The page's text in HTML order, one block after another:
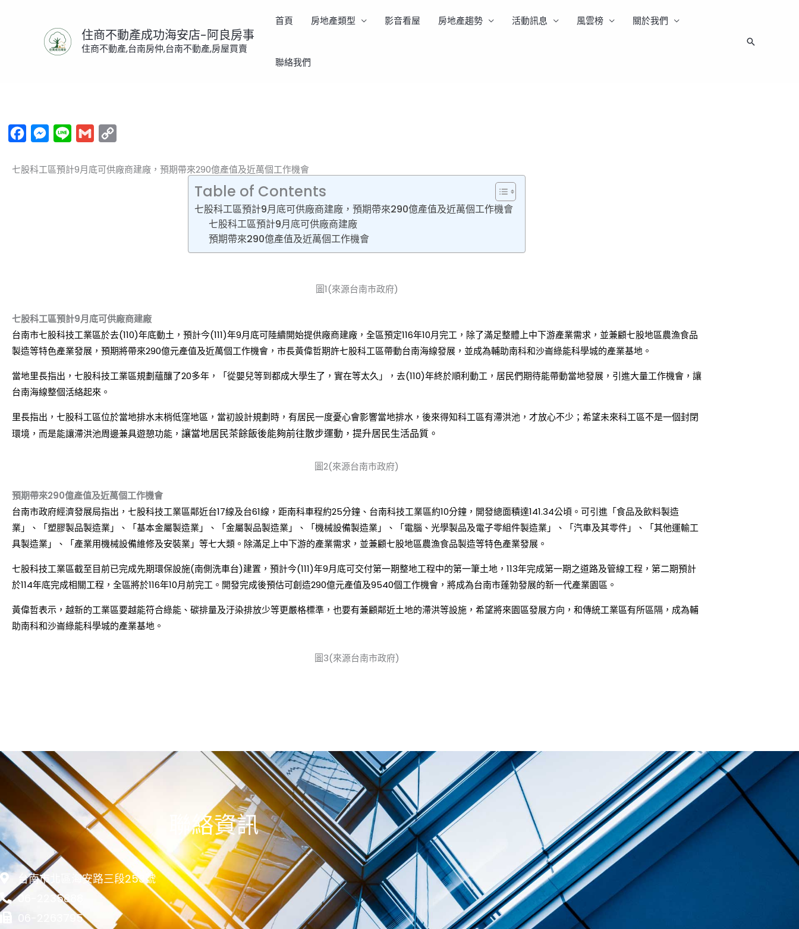
住商不動產成功海安店-阿良房事
住商不動產,台南房仲,台南不動產,房屋買賣
首頁 房地產類型 影音看屋 房地產趨勢 活動訊息 風雲榜 關於我們
聯絡我們
搜
FacebookMessenger
Line Gmail
七股科工區預計9月底可供廠商建廠，預期帶來290億產值及近萬個工作機會
Table of Contents
七股科工區預計9月底可供廠商建廠，預期帶來290億產值及近萬個工作機會
七股科工區預計9月底可供廠商建廠
預期帶來290億產值及近萬個工作機會
圖1(來源台南市政府)
七股科工區預計9月底可供廠商建廠
台南市七股科技工業區於去(110)年底動土，預計今(111)年9月底可陸續開始提供廠商建廠，全區預定116年10月完工，除了滿足整體上中下游產業需求，並兼顧七股地區農漁食品
製造等特色產業發展，預期將帶來290億元產值及近萬個工作機會，市長黃偉哲期許七股科工區帶動台南海線發展，並成為輔助南科和沙崙綠能科學城的產業基地。
當地里長指出，七股科技工業區規劃蘊釀了20多年，「從嬰兒等到都成大學生了，實在等太久」，去(110)年終於順利動工，居民們期待能帶動當地發展，引進大量工作機會，讓
台南海線整個活絡起來。
里長指出，七股科工區位於當地排水末梢低窪地區，當初設計規劃時，有居民一度憂心會影響當地排水，後來得知科工區有滯洪池，才放心不少；希望未來科工區不是一個封閉
環境，而是能讓滯洪池周邊兼具遊憩功能， 讓當地居民茶餘飯後能夠前往散步運動，提升居民生活品質。
圖2(來源台南市政府)
預期帶來290億產值及近萬個工作機會
台南市政府經濟發展局指出，七股科技工業區鄰近台17線及台61線，距南科車程約25分鐘、台南科技工業區約10分鐘，開發總面積達141.34公頃。可引進「食品及飲料製造
業」、「塑膠製品製造業」、「基本金屬製造業」、「金屬製品製造業」、「機械設備製造業」、「電腦、光學製品及電子零組件製造業」、「汽車及其零件」、「其他運輸工
具製造業」、「產業用機械設備維修及安裝業」等七大類。除滿足上中下游的產業需求，並兼顧七股地區農漁食品製造等特色產業發展。
七股科技工業區截至目前已完成先期環保設施(南側洗車台)建置，預計今(111)年9月底可交付第一期整地工程中的第一筆土地，113年完成第一期之道路及管線工程，第二期預計
於114年底完成相關工程，全區將於116年10月前完工。開發完成後預估可創造290億元產值及9540個工作機會，將成為台南市蓬勃發展的新一代產業園區。
黃偉哲表示，越新的工業區要越能符合綠能、碳排量及汙染排放少等更嚴格標準，也要有兼顧鄰近土地的滯洪等設施，希望將來園區發展方向，和傳統工業區有所區隔，成為輔
助南科和沙崙綠能科學城的產業基地。
圖3(來源台南市政府)
聯絡資訊
台南市北區海安路三段253號
06-2235888
06-2263795